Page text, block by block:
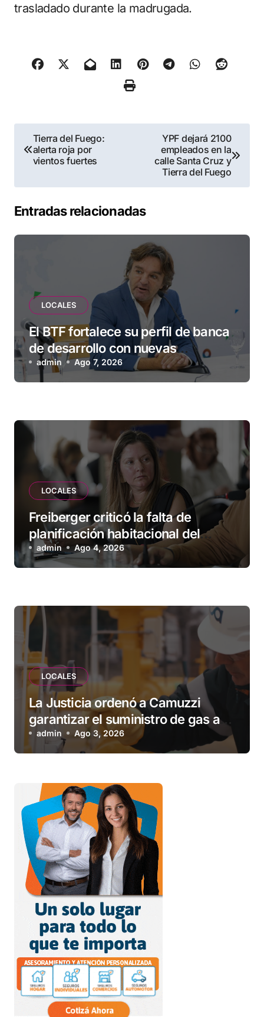
trasladado durante la madrugada.
Navegación
de
entradas
Tierra del Fuego:
alerta roja por
vientos fuertes
YPF dejará 2100
empleados en la
calle Santa Cruz y
Tierra del Fuego
Entradas relacionadas
LOCALES
El BTF fortalece su perfil de banca
de desarrollo con nuevas
herramientas para familias y
empresas
admin Ago 7, 2026
LOCALES
Freiberger criticó la falta de
planificación habitacional del
Municipio: “Vuoto deja afuera a
vecinos que llevan más de 20 años
admin Ago 4, 2026
LOCALES
La Justicia ordenó a Camuzzi
garantizar el suministro de gas a
una familia de Tolhuin
admin Ago 3, 2026